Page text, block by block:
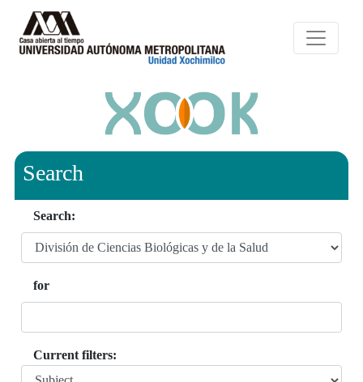
Search
Search:
for
Current filters: